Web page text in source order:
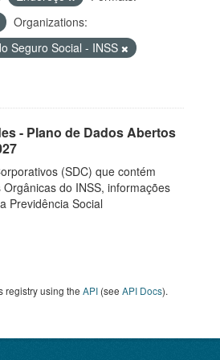
Organizations:
Seguro Social - INSS
- Plano de Dados Abertos
(SDC) que contém
do INSS, informações
Previdência Social
registry using the API (see API Docs).